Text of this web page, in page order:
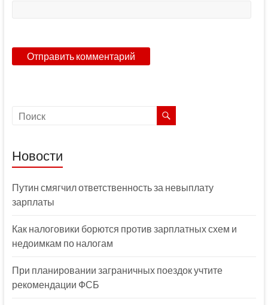
Новости
Путин смягчил ответственность за невыплату
зарплаты
Как налоговики борются против зарплатных схем и
недоимкам по налогам
При планировании заграничных поездок учтите
рекомендации ФСБ